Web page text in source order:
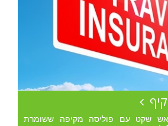
שקט עם פוליסה מקיפה ששומרת